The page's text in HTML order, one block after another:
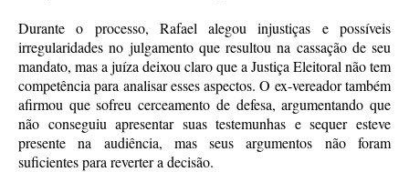
Durante o processo, Rafael alegou injustiças e possíveis
irregularidades no julgamento que resultou na cassação de seu
mandato, mas a juíza deixou claro que a Justiça Eleitoral não tem
competência para analisar esses aspectos. O ex-vereador também
afirmou que sofreu cerceamento de defesa, argumentando que
não conseguiu apresentar suas testemunhas e sequer esteve
presente na audiência, mas seus argumentos não foram
suficientes para reverter a decisão.